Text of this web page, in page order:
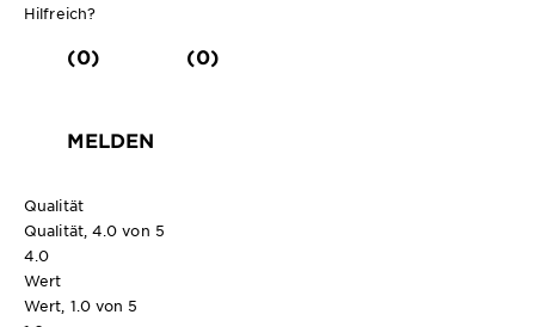
Hilfreich?
(0) (0)
MELDEN
Qualität
Qualität, 4.0 von 5
4.0
Wert
Wert, 1.0 von 5